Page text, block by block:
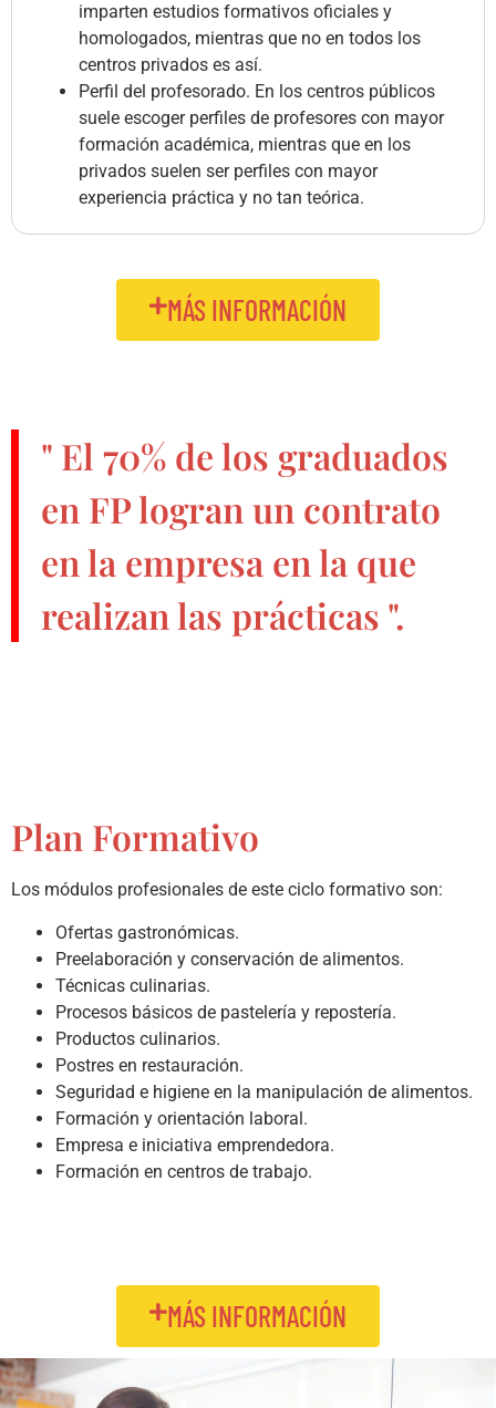
imparten estudios formativos oficiales y
homologados, mientras que no en todos los
centros privados es así.
Perfil del profesorado. En los centros públicos
suele escoger perfiles de profesores con mayor
formación académica, mientras que en los
privados suelen ser perfiles con mayor
experiencia práctica y no tan teórica.
MÁS INFORMACIÓN
" El 70% de los graduados
en FPlogran un contrato
en la empresa en la que
realizan las prácticas ".
Plan Formativo
Los módulos profesionales de este ciclo formativo son:
Ofertas gastronómicas.
Preelaboración y conservación de alimentos.
Técnicas culinarias.
Procesos básicos de pastelería y repostería.
Productos culinarios.
Postres en restauración.
Seguridad e higiene en la manipulación de alimentos.
Formación y orientación laboral.
Empresa e iniciativa emprendedora.
Formación en centros de trabajo.
MÁS INFORMACIÓN